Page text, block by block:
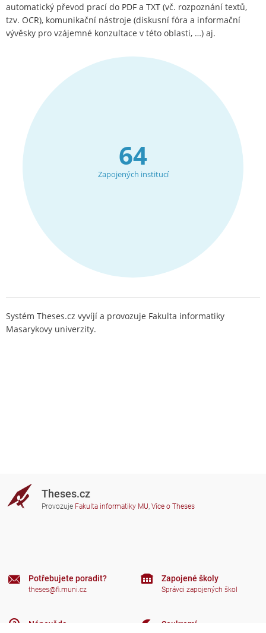
automatický převod prací do PDF a TXT (vč. rozpoznání textů,
tzv. OCR), komunikační nástroje (diskusní fóra a informační
vývěsky pro vzájemné konzultace v této oblasti, …) aj.
64
Zapojených institucí
Systém Theses.cz vyvíjí a provozuje Fakulta informatiky
Masarykovy univerzity.
Theses.cz
Provozuje Fakulta informatiky MU, Více o Theses
Potřebujete poradit?
theses@fi.muni.cz
Nápověda
Zapojené školy
Správci zapojených škol
Soukromí